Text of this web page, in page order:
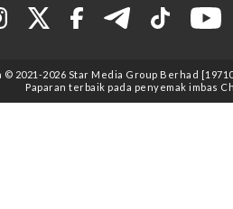
© 2021 -2026 Star Media Group Berhad
Paparan terbaik pada penyemak imbas